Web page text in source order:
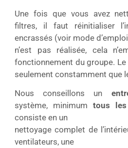
Une fois que vous avez
filtres, il faut réinitialiser
encrassés (voir mode
n’est pas réalisée, cela
fonctionnement du groupe.
seulement constamment que
Nous conseillons un
système, minimum tous
consiste en un
nettoyage complet de
ventilateurs, une